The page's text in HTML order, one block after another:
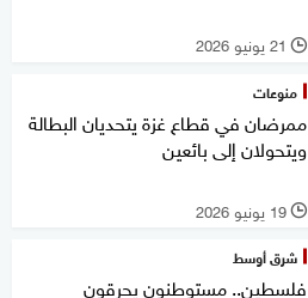
l 21 يونيو 2026
منوعات
ممرضان في قطاع غزة يتحديان البطالة
ويتحولان إلى بائعين
l 19 يونيو 2026
شرق أوسط
فلسطين.. مستوطنون يحرقون